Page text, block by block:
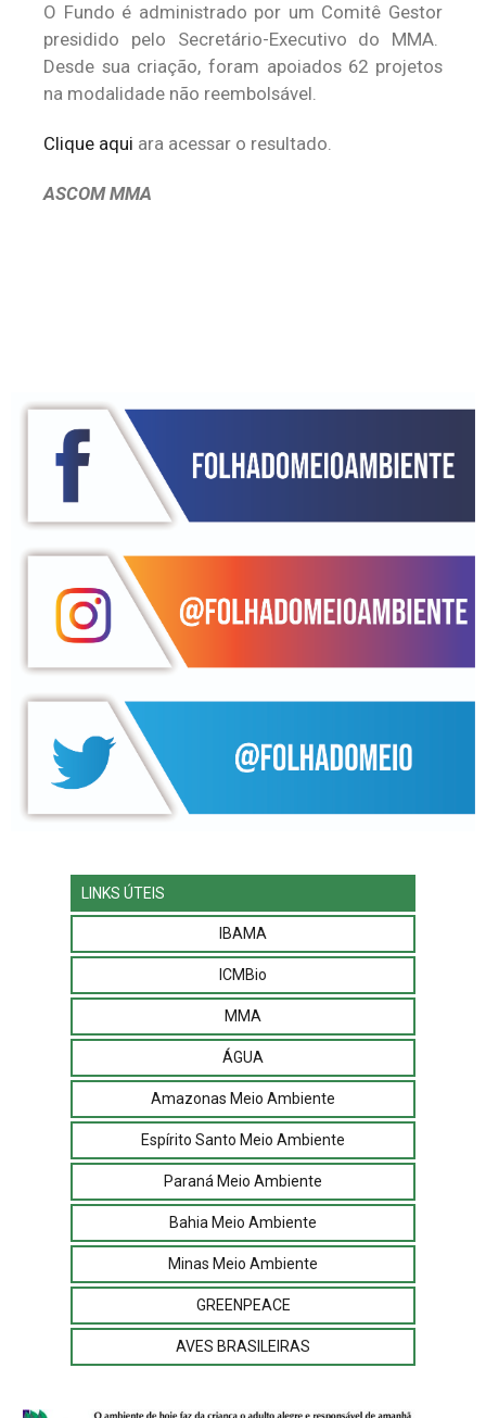
O Fundo é administrado por um Comitê Gestor
presidido pelo Secretário-Executivo do MMA.
Desde sua criação, foram apoiados 62 projetos
na modalidade não reembolsável.
Clique aqui ara acessar o resultado.
ASCOM MMA
LINKS ÚTEIS
IBAMA
ICMBio
MMA
ÁGUA
Amazonas Meio Ambiente
Espírito Santo Meio Ambiente
Paraná Meio Ambiente
Bahia Meio Ambiente
Minas Meio Ambiente
GREENPEACE
AVES BRASILEIRAS